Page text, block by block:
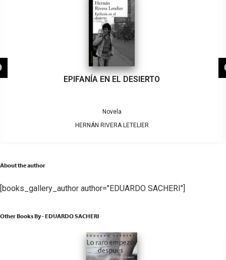
EPIFANÍA EN EL DESIERTO
Novela
HERNÁN RIVERA LETELIER
About the author
[books_gallery_author author="EDUARDO SACHERI"]
Other Books By - EDUARDO SACHERI